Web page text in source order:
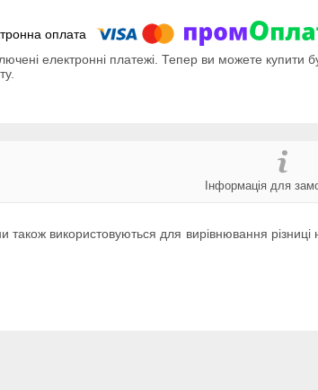
електронні платежі. Тепер ви можете купити
Інформація для
використовуються для вирівнювання різниці